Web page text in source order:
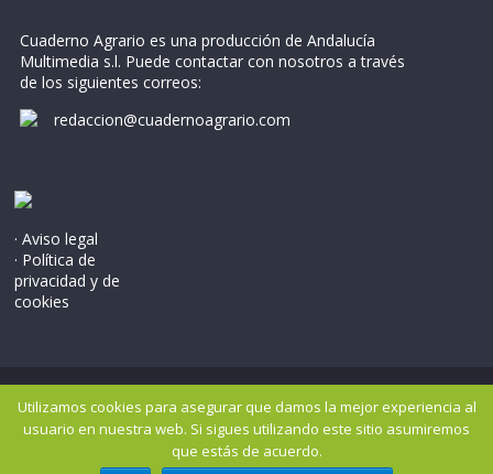
Cuaderno Agrario es una producción de Andalucía
Multimedia s.l. Puede contactar con nosotros a través
de los siguientes correos:
redaccion@cuadernoagrario.com
· Aviso legal
· Política de
privacidad y de
cookies
Copyright © 2026Cuaderno Agrario. Todos los derechos
reservados..
Tema: ColorMag porThemeGrill. Potenciado por WordPress.
Utilizamos cookies para asegurar que damos la mejor experiencia al
usuario en nuestra web. Si sigues utilizando este sitio asumiremos
que estás de acuerdo.